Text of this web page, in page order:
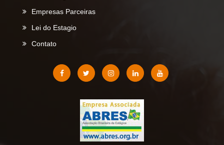
Empresas Parceiras
Lei do Estagio
Contato